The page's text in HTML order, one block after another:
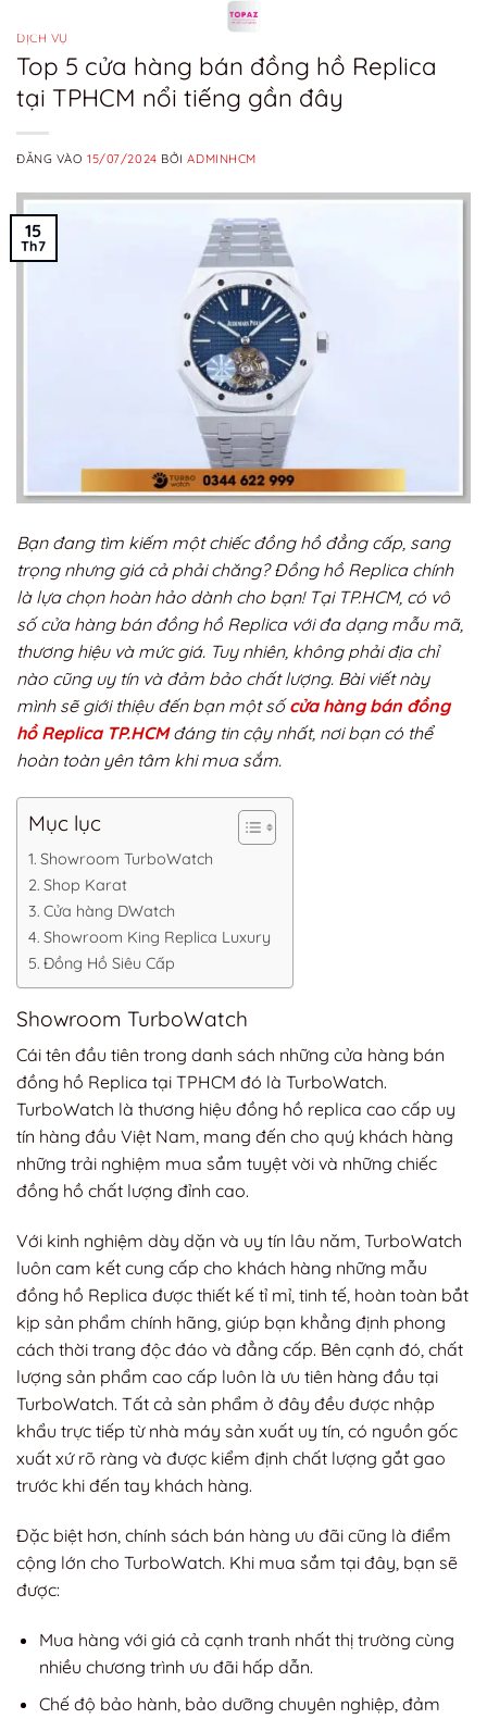
qua
nội
dung
DỊCH VỤ
Top 5 cửa hàng bán đồng hồ Replica
tại TPHCM nổi tiếng gần đây
ĐĂNG VÀO15/07/2024 BỞIADMINHCM
15
Th7
Bạn đang tìm kiếm một chiếc đồng hồ đẳng cấp, sang
trọng nhưng giá cả phải chăng? Đồng hồ Replica chính
là lựa chọn hoàn hảo dành cho bạn! Tại TP.HCM, có vô
số cửa hàng bán đồng hồ Replica với đa dạng mẫu mã,
thương hiệu và mức giá. Tuy nhiên, không phải địa chỉ
nào cũng uy tín và đảm bảo chất lượng. Bài viết này
mình sẽ giới thiệu đến bạn một sốcửa hàng bán đồng
hồ Replica TP.HCMđáng tin cậy nhất, nơi bạn có thể
hoàn toàn yên tâm khi mua sắm.
Mục lục
Showroom TurboWatch
Shop Karat
Cửa hàng DWatch
Showroom King Replica Luxury
Đồng Hồ Siêu Cấp
Showroom TurboWatch
Cái tên đầu tiên trong danh sách những cửa hàng bán
đồng hồ Replica tại TPHCM đó là TurboWatch.
TurboWatch là thương hiệu đồng hồ replica cao cấp uy
tín hàng đầu Việt Nam, mang đến cho quý khách hàng
những trải nghiệm mua sắm tuyệt vời và những chiếc
đồng hồ chất lượng đỉnh cao.
Với kinh nghiệm dày dặn và uy tín lâu năm, TurboWatch
luôn cam kết cung cấp cho khách hàng những mẫu
đồng hồ Replica được thiết kế tỉ mỉ, tinh tế, hoàn toàn bắt
kịp sản phẩm chính hãng, giúp bạn khẳng định phong
cách thời trang độc đáo và đẳng cấp. Bên cạnh đó, chất
lượng sản phẩm cao cấp luôn là ưu tiên hàng đầu tại
TurboWatch. Tất cả sản phẩm ở đây đều được nhập
khẩu trực tiếp từ nhà máy sản xuất uy tín, có nguồn gốc
xuất xứ rõ ràng và được kiểm định chất lượng gắt gao
trước khi đến tay khách hàng.
Đặc biệt hơn, chính sách bán hàng ưu đãi cũng là điểm
cộng lớn cho TurboWatch. Khi mua sắm tại đây, bạn sẽ
được:
Mua hàng với giá cả cạnh tranh nhất thị trường cùng
nhiều chương trình ưu đãi hấp dẫn.
Chế độ bảo hành, bảo dưỡng chuyên nghiệp, đảm